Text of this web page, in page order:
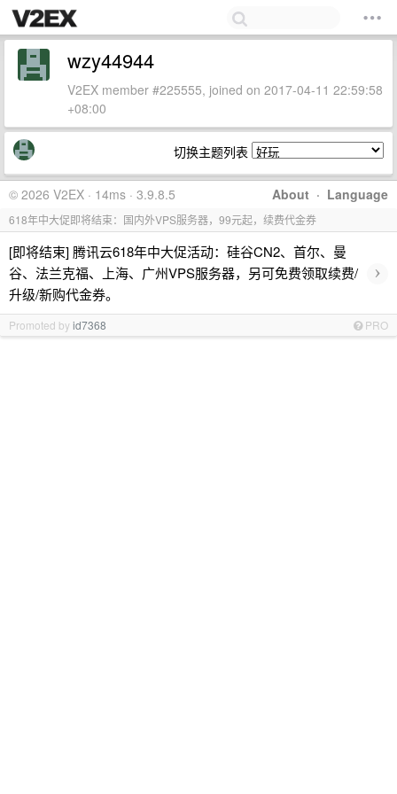
wzy44944
V2EX member #225555, joined on 2017-04-11 22:59:58
+08:00
切换主题列表
About · Language
© 2026 V2EX · 14ms · 3.9.8.5
618年中大促即将结束：国内外VPS服务器，99元起，续费代金券
[即将结束] 腾讯云618年中大促活动：硅谷CN2、首尔、曼
谷、法兰克福、上海、广州VPS服务器，另可免费领取续费/
升级/新购代金券。
›
Promoted byid7368 PRO